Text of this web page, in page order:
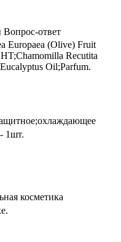
Вопрос-ответ
Europaea (Olive) Fruit
Recutita
Oil;Parfum.
1шт.
косметика